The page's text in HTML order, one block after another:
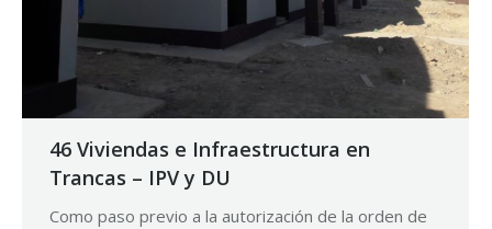
46 Viviendas e Infraestructura en
Trancas – IPV y DU
Como paso previo a la autorización de la orden de